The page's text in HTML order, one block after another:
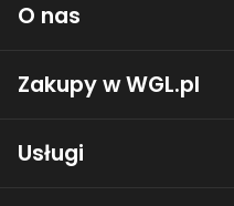
O nas
Zakupy w WGL.pl
Usługi